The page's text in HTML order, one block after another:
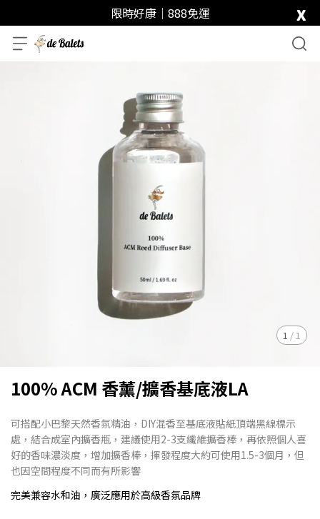
限時好康｜888免運 x
1 / 1
100% ACM 香薰/擴香基底液LA
可搭配小巴黎天然香氛精油，DIY混香至基底液貼紙頂端黑線標示
處，結合成室內擴香瓶，建議使用2-3支纖維擴香棒，再依照個人喜
好的香味濃淡度，增加擴香棒，揮發程度大約可使用1.5-3個月，但
也因空間程度不同而有所影響
完美兼容水和油，廣泛應用於高級香氛品牌